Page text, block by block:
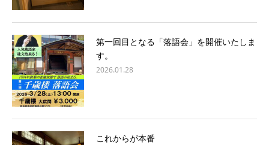
第一回目となる「落語会」を開催いたしま
す。
2026.01.28
これからが本番